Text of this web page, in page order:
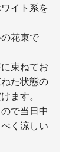
イト系を
花束で
束ねてお
た状態の
ます。
で当日中
く涼しい